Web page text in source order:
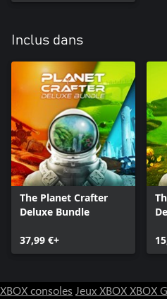
Inclus dans
The Planet Crafter
Deluxe Bundle
37,99 €+
XBOX consoles Jeux XBOXXBOX